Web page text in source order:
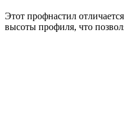
7024
мокрый
Этот профнастил
высоты профиля, что